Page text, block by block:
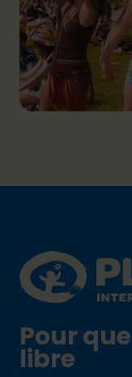
Plan
Pour
libre